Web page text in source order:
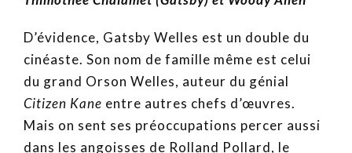
D’évidence, Gatsby Welles est un double du
cinéaste. Son nom de famille même est celui
du grand Orson Welles, auteur du génial
Citizen Kane entre autres chefs d’œuvres.
Mais on sent ses préoccupations percer aussi
dans les angoisses de Rolland Pollard, le